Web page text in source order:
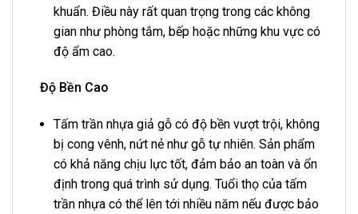
khuẩn. Điều này rất quan trọng trong các không
gian như phòng tắm, bếp hoặc những khu vực có
độ ẩm cao.
Độ Bền Cao
Tấm trần nhựa giả gỗ có độ bền vượt trội, không
bị cong vênh, nứt nẻ như gỗ tự nhiên. Sản phẩm
có khả năng chịu lực tốt, đảm bảo an toàn và ổn
định trong quá trình sử dụng. Tuổi thọ của tấm
trần nhựa có thể lên tới nhiều năm nếu được bảo